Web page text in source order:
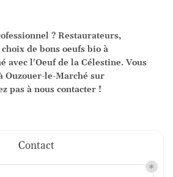
? Restaurateurs,
de bons oeufs bio à
avec l'Oeuf de la Célestine. Vous
Ouzouer-le-Marché sur
pas à nous contacter !
Contact